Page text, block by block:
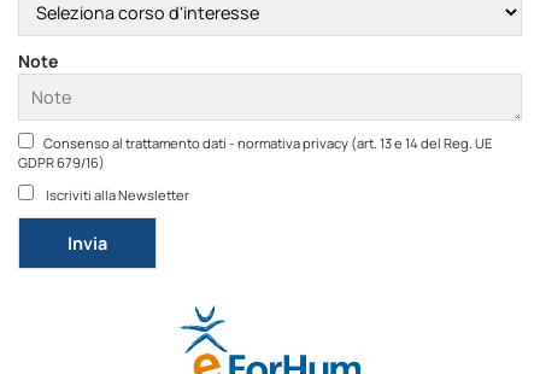
Note
Consenso al trattamento dati - normativa privacy (art. 13 e 14 del Reg. UE
GDPR 679/16)
Iscriviti alla Newsletter
Si prega di lasciare vuoto questo campo.